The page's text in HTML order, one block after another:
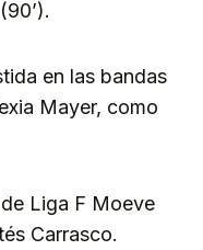
en las bandas
Mayer, como
Liga F Moeve
Carrasco.